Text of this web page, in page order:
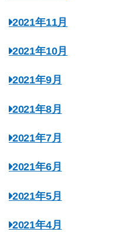
2021年11月
2021年10月
2021年9月
2021年8月
2021年7月
2021年6月
2021年5月
2021年4月